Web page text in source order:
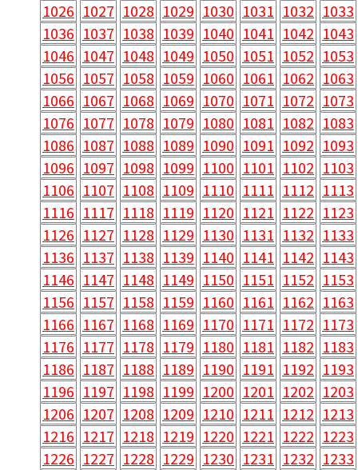
1026 1027 1028 1029 1030 1031 1032 1033
1036 1037 1038 1039 1040 1041 1042 1043
1046 1047 1048 1049 1050 1051 1052 1053
1056 1057 1058 1059 1060 1061 1062 1063
1066 1067 1068 1069 1070 1071 1072 1073
1076 1077 1078 1079 1080 1081 1082 1083
1086 1087 1088 1089 1090 1091 1092 1093
1096 1097 1098 1099 1100 1101 1102 1103
1106 1107 1108 1109 1110 1111 1112 1113
1116 1117 1118 1119 1120 1121 1122 1123
1126 1127 1128 1129 1130 1131 1132 1133
1136 1137 1138 1139 1140 1141 1142 1143
1146 1147 1148 1149 1150 1151 1152 1153
1156 1157 1158 1159 1160 1161 1162 1163
1166 1167 1168 1169 1170 1171 1172 1173
1176 1177 1178 1179 1180 1181 1182 1183
1186 1187 1188 1189 1190 1191 1192 1193
1196 1197 1198 1199 1200 1201 1202 1203
1206 1207 1208 1209 1210 1211 1212 1213
1216 1217 1218 1219 1220 1221 1222 1223
1226 1227 1228 1229 1230 1231 1232 1233